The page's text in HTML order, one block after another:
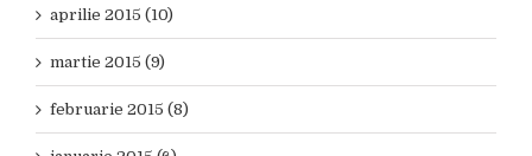
aprilie 2015 (10)
martie 2015 (9)
februarie 2015 (8)